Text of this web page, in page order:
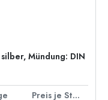
Mündung: DIN
Preis je Stück